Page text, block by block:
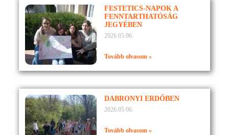
FESTETICS-NAPOK A
FENNTARTHATÓSÁG
JEGYÉBEN
2026.05.06.
Tovább olvasom »
DABRONYI ERDŐBEN
2026.05.06.
Tovább olvasom »